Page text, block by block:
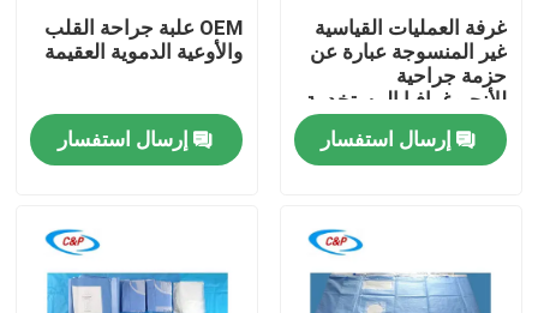
المنزل
فيديوهات
غرفة العمليات القياسية
غير المنسوجة عبارة عن
حزمة جراحية
للأنجيوغرافيا المستخدمة
مرة واحدة
إرسال استفسار
OEM علبة جراحة القلب
والأوعية الدموية العقيمة
إرسال استفسار